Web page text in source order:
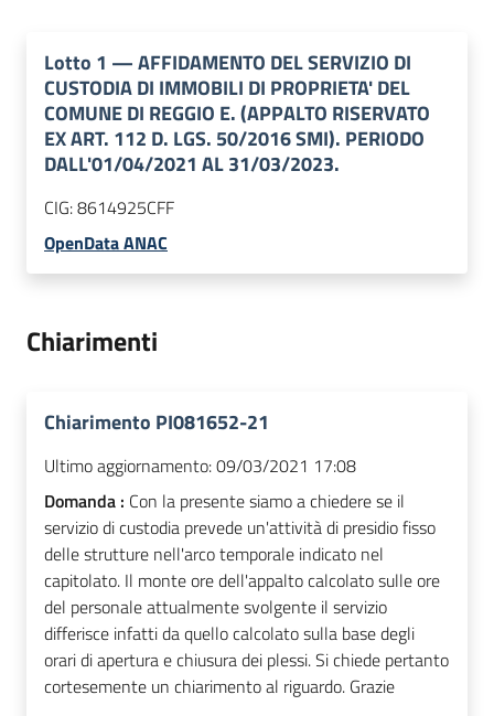
Lotto 1 —AFFIDAMENTO DEL SERVIZIO DI
CUSTODIA DI IMMOBILI DI PROPRIETA' DEL
COMUNE DI REGGIO E. (APPALTO RISERVATO
EX ART. 112 D. LGS. 50/2016 SMI). PERIODO
DALL'01/04/2021 AL 31/03/2023.
CIG:8614925CFF
OpenData ANAC
Chiarimenti
Chiarimento PI081652-21
Ultimo aggiornamento:09/03/2021 17:08
Domanda : Con la presente siamo a chiedere se il
servizio di custodia prevede un'attività di presidio fisso
delle strutture nell'arco temporale indicato nel
capitolato. Il monte ore dell'appalto calcolato sulle ore
del personale attualmente svolgente il servizio
differisce infatti da quello calcolato sulla base degli
orari di apertura e chiusura dei plessi. Si chiede pertanto
cortesemente un chiarimento al riguardo. Grazie